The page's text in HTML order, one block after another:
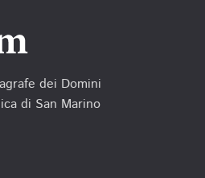
dei Domini
di San Marino